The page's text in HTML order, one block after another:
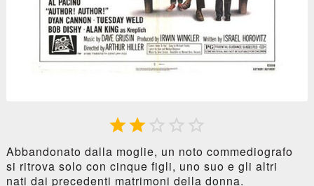
   
Abbandonato dalla moglie, un noto commediografo
si ritrova solo con cinque figli, uno suo e gli altri
nati dai precedenti matrimoni della donna.